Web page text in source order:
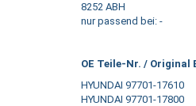
8252 ABH
nur passend bei: -
OE Teile-Nr. /
HYUNDAI 97701-17610
HYUNDAI 97701-17800